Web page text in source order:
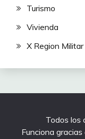
Turismo
Vivienda
X Region Militar
Todos los
Funciona